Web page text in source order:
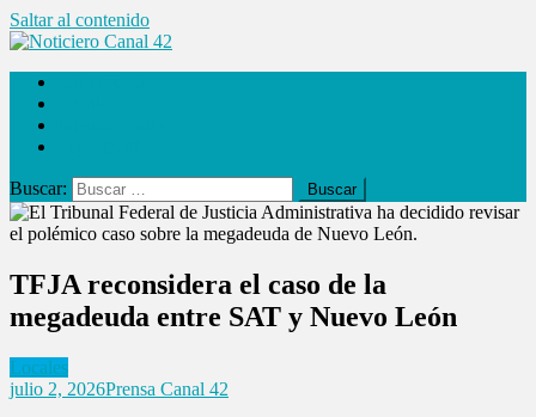
Saltar al contenido
Noticiero Canal 42
Buscar:
TFJA reconsidera el caso de la
megadeuda entre SAT y Nuevo León
Locales
julio 2, 2026Prensa Canal 42